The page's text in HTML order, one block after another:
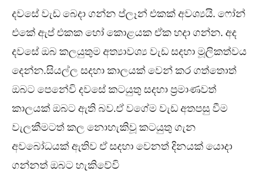
දවසේ වැඩ බෙදා ගන්න ප්ලෑන් එකක් අවශ්‍යයි. ෆෝන්
එකේ ඇප් එකක හෝ කොළයක ඒක හදා ගන්න. අද
දවසේ ඔබ කලයුතුම අත්‍යාවශ්‍ය වැඩ සදහා මූලිකත්වය
දෙන්න.සියල්ල සදහා කාලයක් වෙන් කර ගත්තොත්
ඔබට පෙනේවි දවසේ කටයුතු සදහා ප්‍රමාණවත්
කාලයක් ඔබට ඇති බව.ඒ වගේම වැඩ අතපසු වීම
වැලකීමටත් කල නොහැකිවූ කටයුතු ගැන
අවබෝධයක් ඇතිව ඒ සදහා වෙනත් දිනයක් යොදා
ගන්නත් ඔබට හැකිවේවි